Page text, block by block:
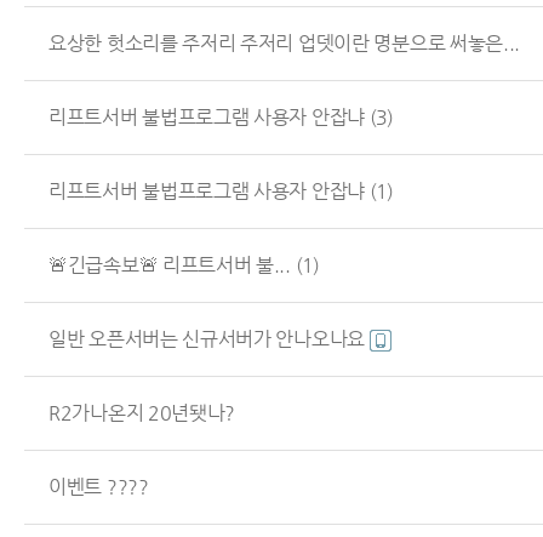
요상한 헛소리를 주저리 주저리 업뎃이란 명분으로 써놓은...
리프트서버 불법프로그램 사용자 안잡냐 (3)
리프트서버 불법프로그램 사용자 안잡냐 (1)
🚨긴급속보🚨 리프트서버 불... (1)
일반 오픈서버는 신규서버가 안나오나요
R2가나온지 20년됏나?
이벤트 ????